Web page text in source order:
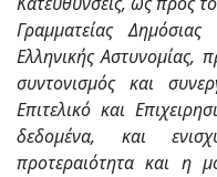
Γραμματείας
Ελληνικής Αστυνομίας,
συντονισμός και
Επιτελικό και
δεδομένα, και
προτεραιότητα και η